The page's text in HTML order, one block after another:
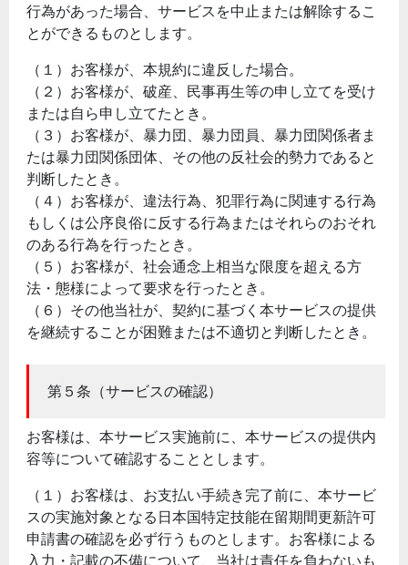
行為があった場合、サービスを中止または解除するこ
とができるものとします。
（１）お客様が、本規約に違反した場合。
（２）お客様が、破産、民事再生等の申し立てを受け
または自ら申し立てたとき。
（３）お客様が、暴力団、暴力団員、暴力団関係者ま
たは暴力団関係団体、その他の反社会的勢力であると
判断したとき。
（４）お客様が、違法行為、犯罪行為に関連する行為
もしくは公序良俗に反する行為またはそれらのおそれ
のある行為を行ったとき。
（５）お客様が、社会通念上相当な限度を超える方
法・態様によって要求を行ったとき。
（６）その他当社が、契約に基づく本サービスの提供
を継続することが困難または不適切と判断したとき。
第５条（サービスの確認）
お客様は、本サービス実施前に、本サービスの提供内
容等について確認することとします。
（１）お客様は、お支払い手続き完了前に、本サービ
スの実施対象となる日本国特定技能在留期間更新許可
申請書の確認を必ず行うものとします。お客様による
入力・記載の不備について、当社は責任を負わないも